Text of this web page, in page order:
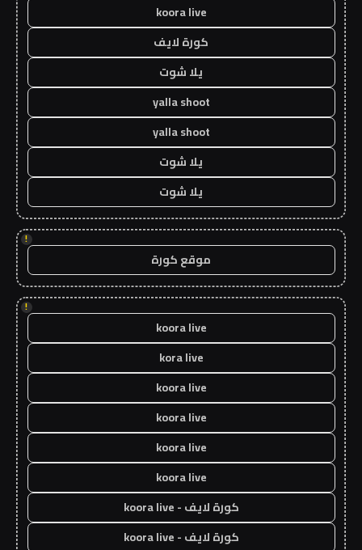
koora live
كورة لايف
يلا شوت
yalla shoot
yalla shoot
يلا شوت
يلا شوت
!
موقع كورة
!
koora live
kora live
koora live
koora live
koora live
koora live
كورة لايف - koora live
كورة لايف - koora live